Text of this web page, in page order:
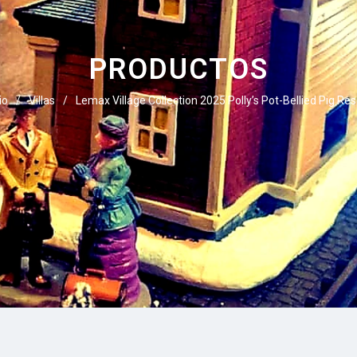
PRODUCTOS
/ Villas / Lemax Village Collection 2025 Polly’s Pot-Bellied Pig